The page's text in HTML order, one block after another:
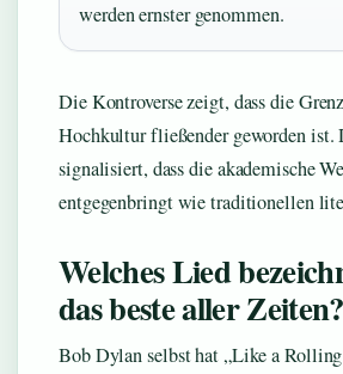
werden ernster genommen.
Die Kontroverse zeigt, dass die
Hochkultur fließender geworden ist.
signalisiert, dass die akademische
entgegenbringt wie traditionellen
Welches Lied
das beste aller Zeiten?
Bob Dylan selbst hat „Like a